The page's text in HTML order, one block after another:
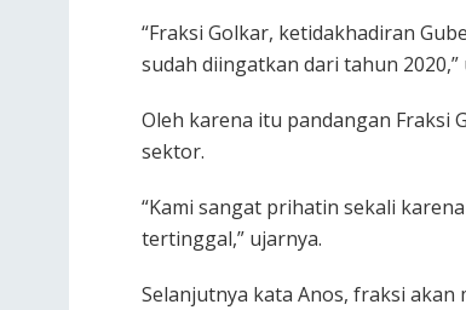
“Fraksi Golkar, ketidakhadiran
sudah diingatkan dari tahun 2020,”
Oleh karena itu pandangan Fraksi
sektor.
“Kami sangat prihatin sekali
tertinggal,” ujarnya.
Selanjutnya kata Anos, fraksi akan